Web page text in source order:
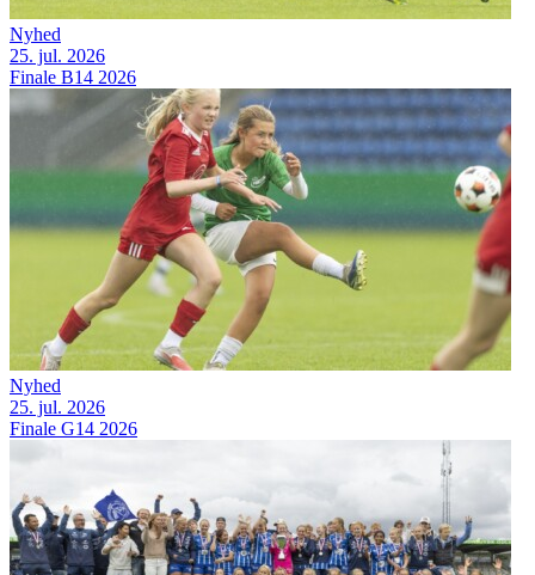
Nyhed
25. jul. 2026
Finale B14 2026
Nyhed
25. jul. 2026
Finale G14 2026